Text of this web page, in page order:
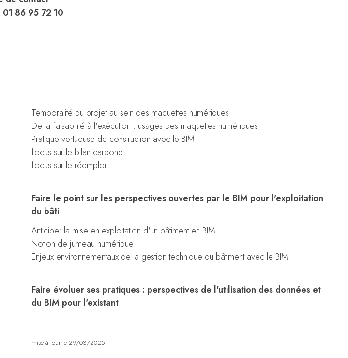
86 95 72 10
Temporalité du projet au sein des maquettes numériques
De la faisabilité à l'exécution : usages des maquettes numériques
Pratique vertueuse de construction avec le BIM :
focus sur le bilan carbone
focus sur le réemploi
Faire le point sur les perspectives ouvertes par le BIM pour l'exploitation
du bâti
Anticiper la mise en exploitation d'un bâtiment en BIM
Notion de jumeau numérique
Enjeux environnementaux de la gestion technique du bâtiment avec le BIM
Faire évoluer ses pratiques : perspectives de l'utilisation des données et
du BIM pour l'existant
mise à jour le 29/03/2025